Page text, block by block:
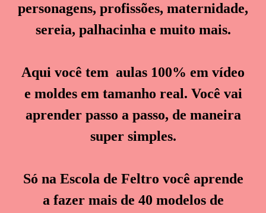
personagens, profissões, maternidade,
sereia, palhacinha e muito mais.
Aqui você tem aulas 100% em vídeo
e moldes em tamanho real. Você vai
aprender passo a passo, de maneira
super simples.
Só na Escola de Feltro você aprende
a fazer mais de 40 modelos de